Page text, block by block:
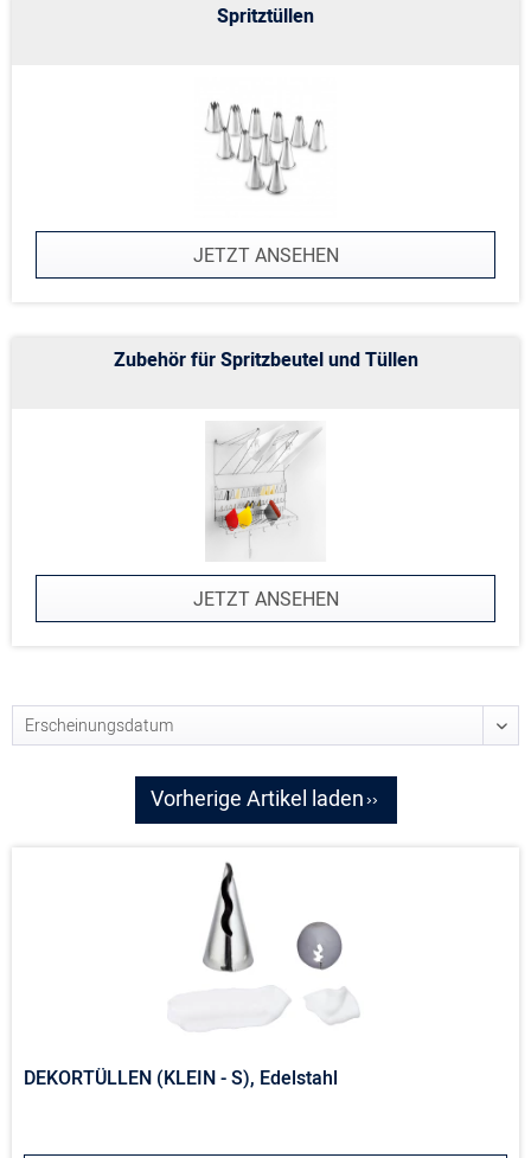
Spritztüllen
JETZT ANSEHEN
Zubehör für Spritzbeutel und Tüllen
JETZT ANSEHEN
Vorherige Artikel laden
DEKORTÜLLEN (KLEIN - S), Edelstahl